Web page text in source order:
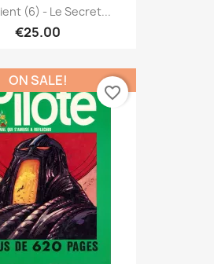
(6) - Le Secret...
€25.00
ON SALE!
favorite_border